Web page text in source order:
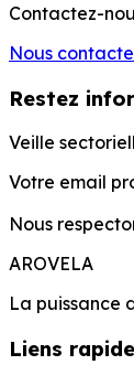
Contactez-
Nous
Restez
Veille
Votre email
Nous
AROVELA
La puissance
Liens